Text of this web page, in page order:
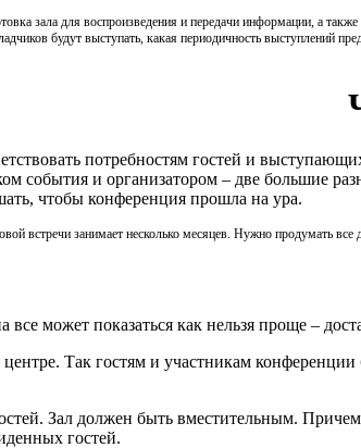
зала для воспроизведения и передачи информации, а
будут выступать, какая периодичность выступлений
потребностям гостей и
события и организатором – две большие
чтобы конференция прошла на ура.
встречи занимает несколько месяцев. Нужно продумать
может показаться как нельзя проще –
Так гостям и участникам
Зал должен быть вместительным.
гостей.